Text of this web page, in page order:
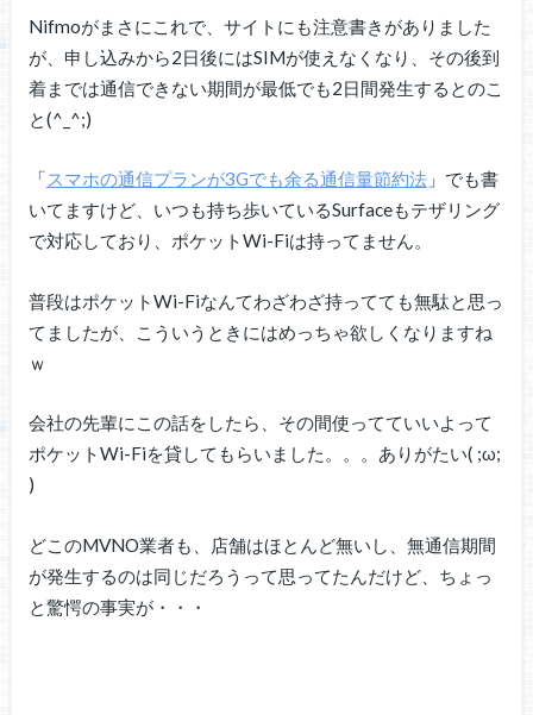
Nifmoがまさにこれで、サイトにも注意書きがありました
が、申し込みから2日後にはSIMが使えなくなり、その後到
着までは通信できない期間が最低でも2日間発生するとのこ
と(^_^;)
「スマホの通信プランが3Gでも余る通信量節約法」でも書
いてますけど、いつも持ち歩いているSurfaceもテザリング
で対応しており、ポケットWi-Fiは持ってません。
普段はポケットWi-Fiなんてわざわざ持ってても無駄と思っ
てましたが、こういうときにはめっちゃ欲しくなりますね
ｗ
会社の先輩にこの話をしたら、その間使ってていいよって
ポケットWi-Fiを貸してもらいました。。。ありがたい( ;ω;
)
どこのMVNO業者も、店舗はほとんど無いし、無通信期間
が発生するのは同じだろうって思ってたんだけど、ちょっ
と驚愕の事実が・・・